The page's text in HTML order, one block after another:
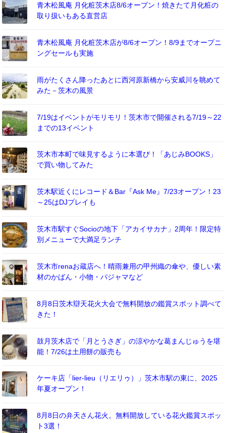
青木松風庵 月化粧茨木店8/6オープン！焼きたて月化粧の
取り扱いもある直営店
青木松風庵 月化粧茨木店が8/6オープン！8/9までオープニ
ングセールも実施
雨がたくさん降ったあとに西河原新橋から安威川を眺めて
みた－茨木の風景
7/19はイベントがモリモリ！茨木市で開催される7/19～22
までの13イベント
茨木市本町で味見するように本選び！「あじみBOOKS」
で買い物してみた
茨木駅近くにレコード＆Bar『Ask Me』7/23オープン！23
～25はDJプレイも
茨木市駅すぐSocioの地下「アカイサカナ」2周年！限定特
別メニューで大満足ランチ
茨木市renaお蔵店へ！晴雨兼用の甲州織の傘や、優しい素
材のかばん・小物・パジャマなど
8月8日茨木辯天花火大会で無料開放の鑑賞スポット調べて
きた！
鼓月茨木店で「月とうさぎ」の涼やかな葛まんじゅうを堪
能！7/26は土用餅の販売も
ケーキ店「lier-lieu（リエリゥ）」茨木市駅の東に、2025
年夏オープン！
8月8日の弁天さん花火。無料開放している花火鑑賞スポッ
ト3選！